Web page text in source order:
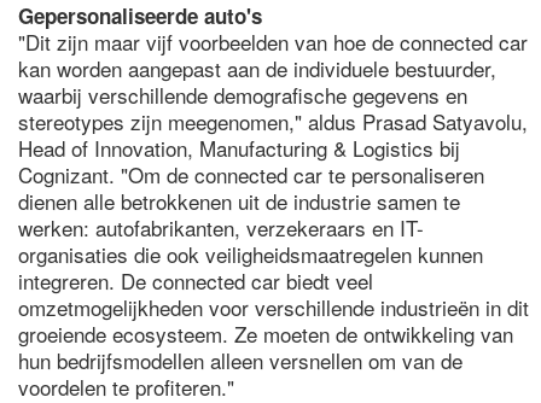
Gepersonaliseerde auto's
"Dit zijn maar vijf voorbeelden van hoe de connected car
kan worden aangepast aan de individuele bestuurder,
waarbij verschillende demografische gegevens en
stereotypes zijn meegenomen," aldus Prasad Satyavolu,
Head of Innovation, Manufacturing & Logistics bij
Cognizant. "Om de connected car te personaliseren
dienen alle betrokkenen uit de industrie samen te
werken: autofabrikanten, verzekeraars en IT-
organisaties die ook veiligheidsmaatregelen kunnen
integreren. De connected car biedt veel
omzetmogelijkheden voor verschillende industrieën in dit
groeiende ecosysteem. Ze moeten de ontwikkeling van
hun bedrijfsmodellen alleen versnellen om van de
voordelen te profiteren."